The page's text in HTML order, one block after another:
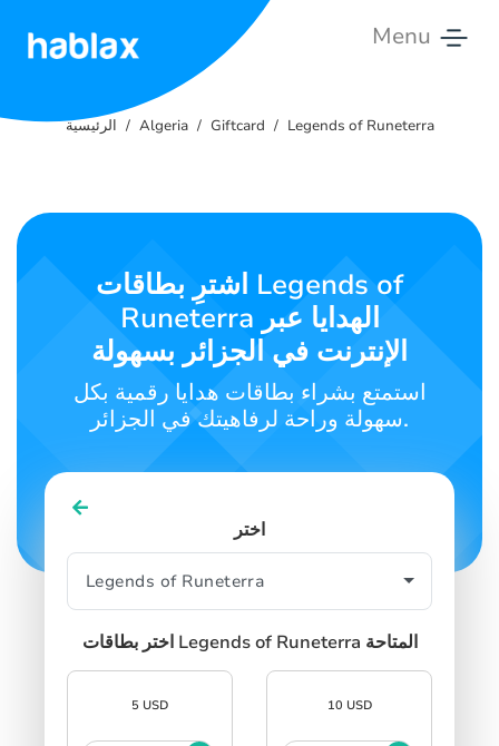
Menu
التسعيرات
اتصل
الرئيسية Algeria Giftcard Legends of Runeterra
اشترِ بطاقات Legends of
Runeterra الهدايا عبر
الإنترنت في الجزائر بسهولة
استمتع بشراء بطاقات هدايا رقمية بكل
سهولة وراحة لرفاهيتك في الجزائر.
اختر
اختر بطاقات Legends of Runeterra المتاحة
5 USD 10 USD